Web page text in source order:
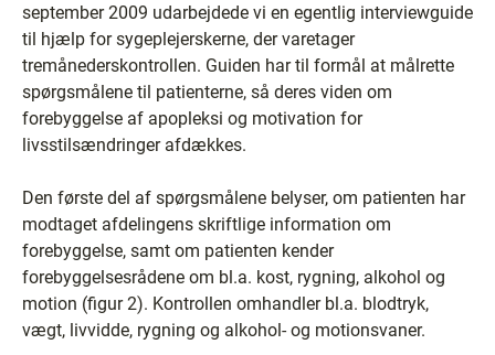
september 2009 udarbejdede vi en egentlig interviewguide
til hjælp for sygeplejerskerne, der varetager
tremånederskontrollen. Guiden har til formål at målrette
spørgsmålene til patienterne, så deres viden om
forebyggelse af apopleksi og motivation for
livsstilsændringer afdækkes.
Den første del af spørgsmålene belyser, om patienten har
modtaget afdelingens skriftlige information om
forebyggelse, samt om patienten kender
forebyggelsesrådene om bl.a. kost, rygning, alkohol og
motion (figur 2). Kontrollen omhandler bl.a. blodtryk,
vægt, livvidde, rygning og alkohol- og motionsvaner.